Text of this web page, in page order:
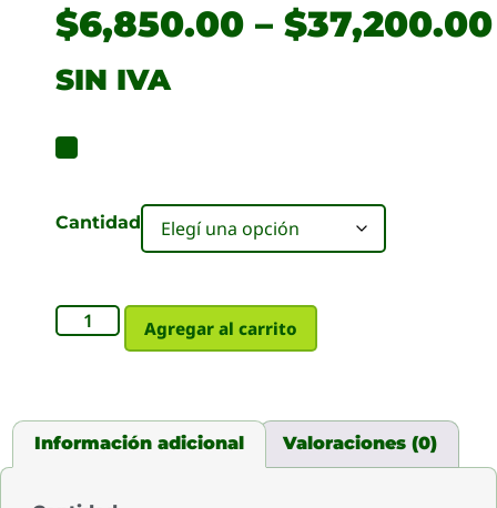
$6,850.00 – $37,200.00
SIN IVA
Cantidad
Agregar al carrito
Información adicional Valoraciones (0)